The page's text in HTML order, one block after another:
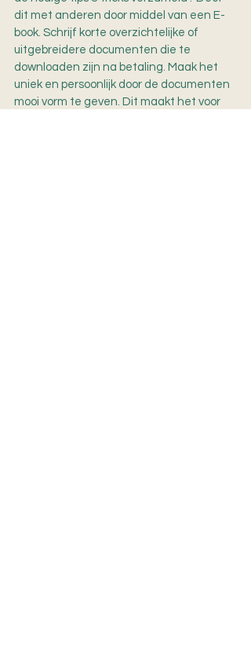
dit met anderen door middel van een E-
book. Schrijf korte overzichtelijke of
uitgebreidere documenten die te
downloaden zijn na betaling. Maak het
uniek en persoonlijk door de documenten
mooi vorm te geven. Dit maakt het voor